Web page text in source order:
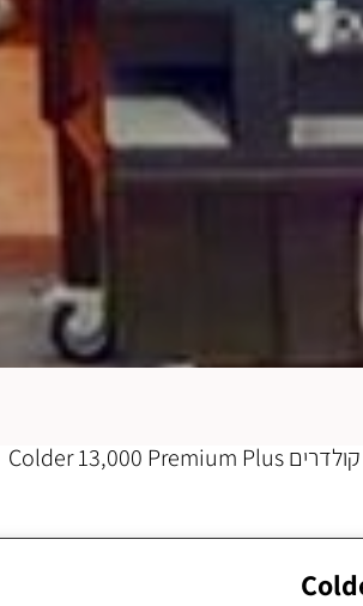
״שוק פירות וירקות״ בירכא התחדשו ב2 קולדרים Colder 13,000 Premium Plus